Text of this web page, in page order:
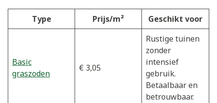
Type Prijs/m² Geschikt voor
Basic
graszoden
€ 3,05
Rustige tuinen
zonder
intensief
gebruik.
Betaalbaar en
betrouwbaar.